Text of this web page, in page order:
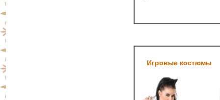
Игровые костюмы